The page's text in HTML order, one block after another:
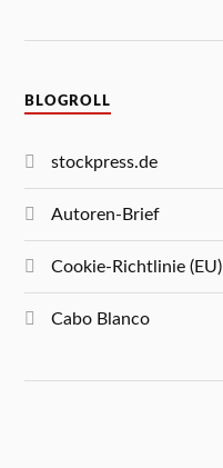
BLOGROLL
stockpress.de
Autoren-Brief
Cookie-Richtlinie (EU)
Cabo Blanco